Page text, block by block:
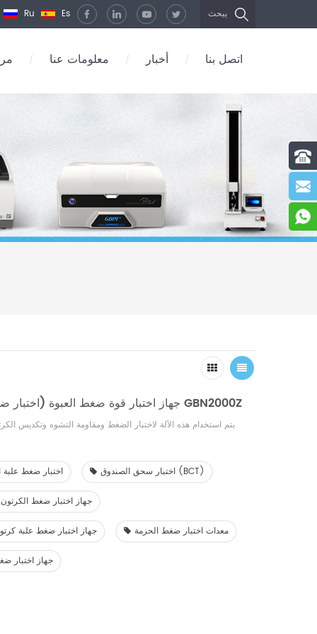
يبحث Ru Es
/ معلومات عنا / أخبار / اتصل بنا
BCT (اختبار ضغط الصندوق) جهاز اختبار قوة ضغط العبوة GBN2000Z
يتم استخدام هذه الآلة لاختبار الضغط ومقاومة التشوه وتكديس
اختبار ضغط علبة اختبار سحق الصندوق (BCT)
جهاز اختبار ضغط
جهاز اختبار ضغط علبة معدات اختبار ضغط الحزمة
جهاز اختبار